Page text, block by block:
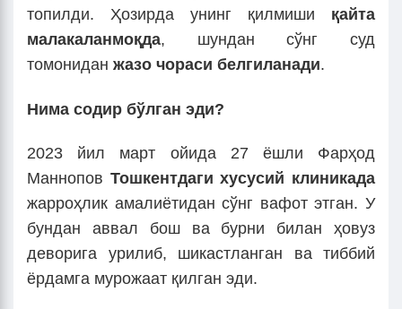
топилди. Ҳозирда унинг қилмиши қайта
малакаланмоқда, шундан сўнг суд
томонидан жазо чораси белгиланади.
Нима содир бўлган эди?
2023 йил март ойида 27 ёшли Фарҳод
Маннопов Тошкентдаги хусусий клиникада
жарроҳлик амалиётидан сўнг вафот этган. У
бундан аввал бош ва бурни билан ҳовуз
деворига урилиб, шикастланган ва тиббий
ёрдамга мурожаат қилган эди.